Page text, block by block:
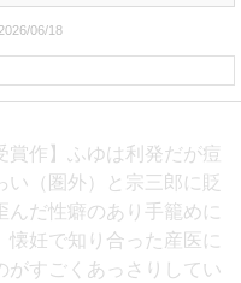
06/18
賞作】ふゆは利発だが痘
い（圏外）と宗三郎に貶
だ性癖のあり手籠めに
懐妊で知り合った産医に
がすごくあっさりしてい